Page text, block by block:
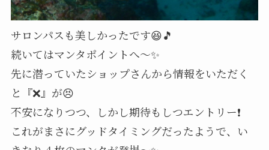
サロンパスも美しかったです😆🎵
続いてはマンタポイントへ～✨
先に潜っていたショップさんから情報をいただく
と『❌』が😣
不安になりつつ、しかし期待もしつエントリー❗️
これがまさにグッドタイミングだったようで、い